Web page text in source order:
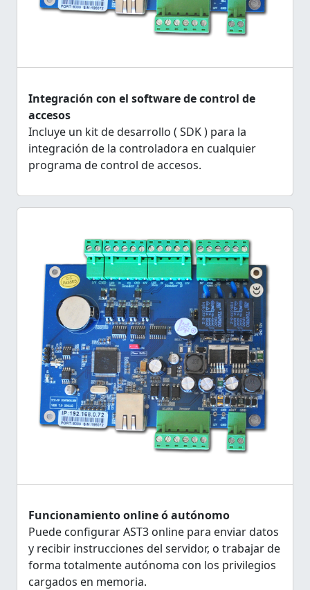
Integración con el software de control de
accesos
Incluye un kit de desarrollo ( SDK ) para la
integración de la controladora en cualquier
programa de control de accesos.
Funcionamiento online ó autónomo
Puede configurar AST3 online para enviar datos
y recibir instrucciones del servidor, o trabajar de
forma totalmente autónoma con los privilegios
cargados en memoria.